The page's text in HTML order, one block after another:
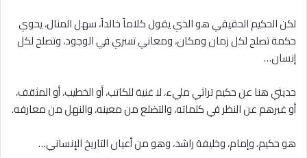
لكن الحكيم الحقيقي هو الذي يقول كلاماً خالداً، سهل المنال، يحوي
حكمة تصلح لكل زمان ومكان، ومعاني تسري في الوجود، وتصلح لكل
إنسان…
حديثي هنا عن حكيم تراثي مليء، لا غنية للكاتب، أو الخطيب، أو المثقف،
أو غيرهم عن النظر في كلماته، والتضلع من معينه، والنهل من معارفه.
هو حكيم، وإمام، وخليفة راشد، وهو من أعيان التاريخ الإنساني…